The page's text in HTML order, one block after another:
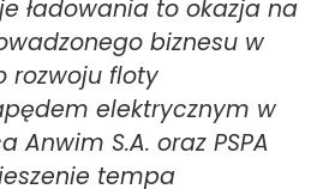
ładowania to okazja na
biznesu w
rozwoju floty
elektrycznym w
Anwim S.A. oraz PSPA
tempa